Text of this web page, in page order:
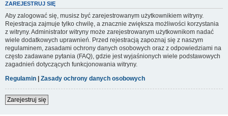
ZAREJESTRUJ SIĘ
Aby zalogować się, musisz być zarejestrowanym użytkownikiem witryny.
Rejestracja zajmuje tylko chwilę, a znacznie zwiększa możliwości korzystania
z witryny. Administrator witryny może zarejestrowanym użytkownikom nadać
wiele dodatkowych uprawnień. Przed rejestracją zapoznaj się z naszym
regulaminem, zasadami ochrony danych osobowych oraz z odpowiedziami na
często zadawane pytania (FAQ), gdzie jest wyjaśnionych wiele podstawowych
zagadnień dotyczących funkcjonowania witryny.
Regulamin | Zasady ochrony danych osobowych
Zarejestruj się